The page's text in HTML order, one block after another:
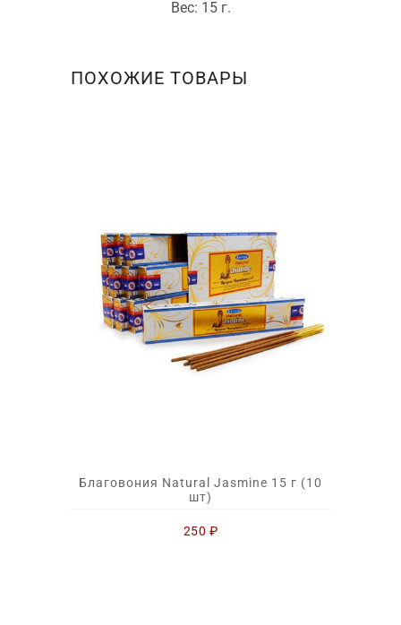
Вес: 15 г.
ПОХОЖИЕ ТОВАРЫ
Благовония Natural Jasmine 15 г (10
шт)
250 ₽